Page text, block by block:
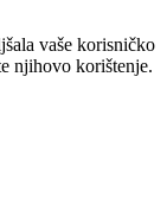
vaše korisničko
njihovo korištenje.